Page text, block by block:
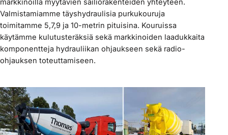
markkinoilla myytävien säiliörakenteiden yhteyteen.
Valmistamiamme täyshydraulisia purkukouruja
toimitamme 5,7,9 ja 10-metrin pituisina. Kouruissa
käytämme kulutusteräksiä sekä markkinoiden laadukkaita
komponentteja hydrauliikan ohjaukseen sekä radio-
ohjauksen toteuttamiseen.